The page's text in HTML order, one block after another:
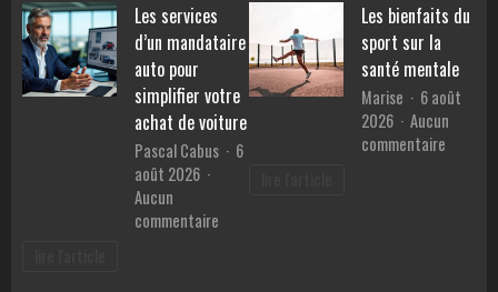
artisanaux
fabriqués
en
Provence
?
cette
Les services
d’un mandataire
auto pour
simplifier votre
achat de voiture
Pascal Cabus
6
août 2026
Aucun
commentaire
Les bienfaits du
sport sur la
santé mentale
Marise
6 août
2026
Aucun
commentaire